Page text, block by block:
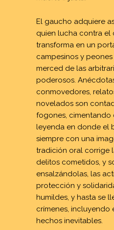
El gaucho adquiere
quien lucha contra el
transforma en un
campesinos y
merced de las
poderosos.
conmovedores,
novelados son
fogones, cimentando
leyenda en donde el
siempre con una
tradición oral corrige
delitos cometidos, y
ensalzándolas, las
protección y
humildes, y hasta se
crímenes, incluyendo
hechos inevitables.